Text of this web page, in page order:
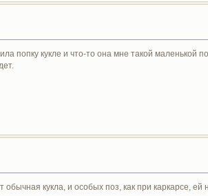
попку кукле и что-то она мне такой маленькой
обычная кукла, и особых поз, как при каркарсе,